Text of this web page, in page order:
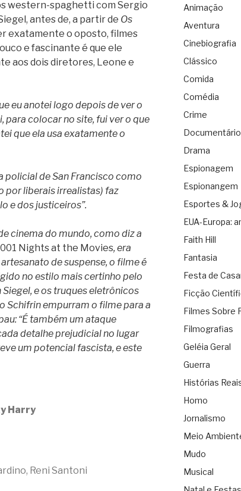
western-spaghetti com Sergio
antes de, a partir de Os
exatamente o oposto, filmes
e fascinante é que ele
aos dois diretores, Leone e
eu anotei logo depois de ver o
para colocar no site, fui ver o que
que ela usa exatamente o
policial de San Francisco como
por liberais irrealistas) faz
e dos justiceiros”.
cinema do mundo, como diz a
Nights at the Movies, era
de suspense, o filme é
no estilo mais certinho pelo
e os truques eletrônicos
Schifrin empurram o filme para a
“É também um ataque
detalhe prejudicial no lugar
um potencial fascista, e este
Harry
Reni Santoni
Animação
Aventura
Cinebiografia
Clássico
Comida
Comédia
Crime
Documentário
Drama
Espionagem
Espionangem
Esportes &
EUA-Europa:
Faith Hill
Fantasia
Festa de
Ficção
Filmes Sobre
Filmografias
Geléia Geral
Guerra
Histórias
Homo
Jornalismo
Meio
Mudo
Musical